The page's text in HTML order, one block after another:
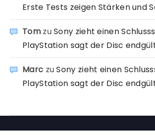
Erste Tests zeigen Stärken und
TomzuSony zieht einen
PlayStation sagt der Disc
Marc zuSony zieht einen
PlayStation sagt der Disc